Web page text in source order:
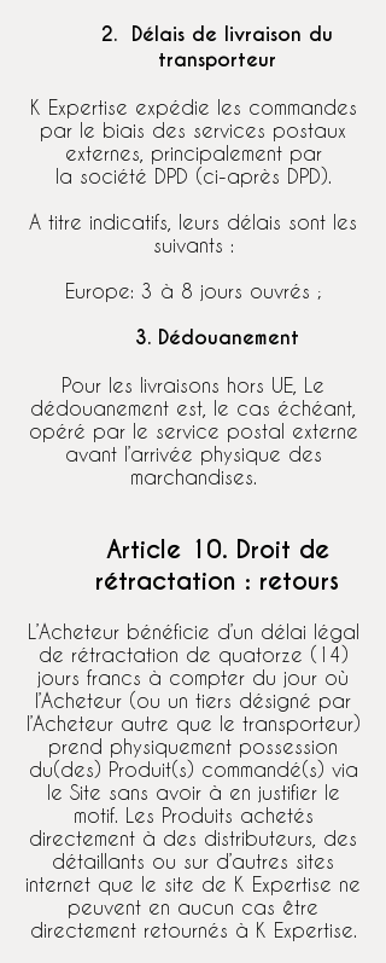
2. Délais de livraison du
transporteur
K Expertise expédie les commandes
par le biais des services postaux
externes, principalement par
la société DPD (ci-après DPD).
A titre indicatifs, leurs délais sont les
suivants :
Europe: 3 à 8 jours ouvrés ;
3. Dédouanement
Pour les livraisons hors UE, Le
dédouanement est, le cas échéant,
opéré par le service postal externe
avant l’arrivée physique des
marchandises.
Article 10. Droit de
rétractation : retours
L’Acheteur bénéficie d’un délai légal
de rétractation de quatorze (14)
jours francs à compter du jour où
l’Acheteur (ou un tiers désigné par
l’Acheteur autre que le transporteur)
prend physiquement possession
du(des) Produit(s) commandé(s) via
le Site sans avoir à en justifier le
motif. Les Produits achetés
directement à des distributeurs, des
détaillants ou sur d’autres sites
internet que le site de K Expertise ne
peuvent en aucun cas être
directement retournés à K Expertise.